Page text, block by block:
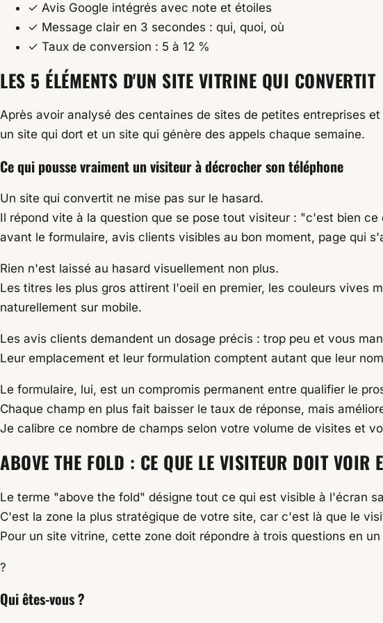
✓ Avis Google intégrés avec note et étoiles
✓ Message clair en 3 secondes : qui, quoi, où
✓ Taux de conversion : 5 à 12 %
LES 5 ÉLÉMENTS D'UN SITE VITRINE QUI CONVERTIT
Après avoir analysé des centaines de sites de petites entreprises
un site qui dort et un site qui génère des appels chaque semaine.
Ce qui pousse vraiment un visiteur à décrocher son téléphone
Un site qui convertit ne mise pas sur le hasard.
Il répond vite à la question que se pose tout visiteur : "c'est bien
avant le formulaire, avis clients visibles au bon moment, page qui
Rien n'est laissé au hasard visuellement non plus.
Les titres les plus gros attirent l'oeil en premier, les couleurs vives
naturellement sur mobile.
Les avis clients demandent un dosage précis : trop peu et vous
Leur emplacement et leur formulation comptent autant que leur
Le formulaire, lui, est un compromis permanent entre qualifier le
Chaque champ en plus fait baisser le taux de réponse, mais
Je calibre ce nombre de champs selon votre volume de visites et
ABOVE THE FOLD : CE QUE LE VISITEUR DOIT VOIR
Le terme "above the fold" désigne tout ce qui est visible à l'écran
C'est la zone la plus stratégique de votre site, car c'est là que le
Pour un site vitrine, cette zone doit répondre à trois questions en
?
Qui êtes-vous ?